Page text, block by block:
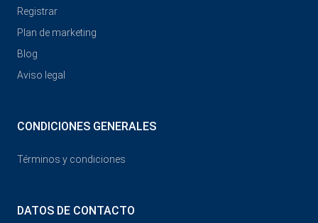
Registrar
Plan de marketing
Blog
Aviso legal
CONDICIONES GENERALES
Términos y condiciones
DATOS DE CONTACTO